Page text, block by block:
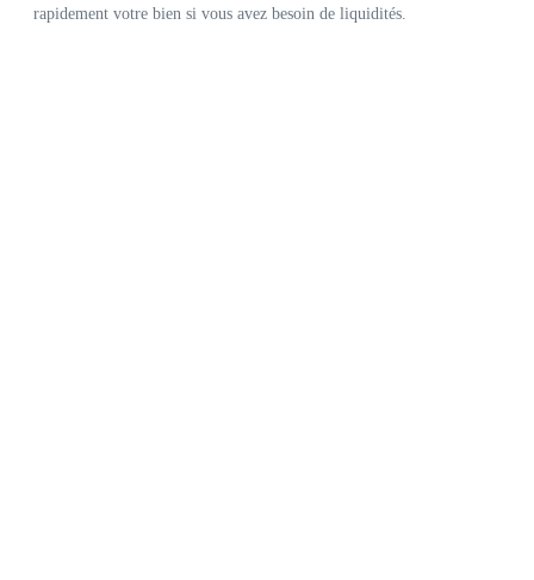
rapidement votre bien si vous avez besoin de liquidités.